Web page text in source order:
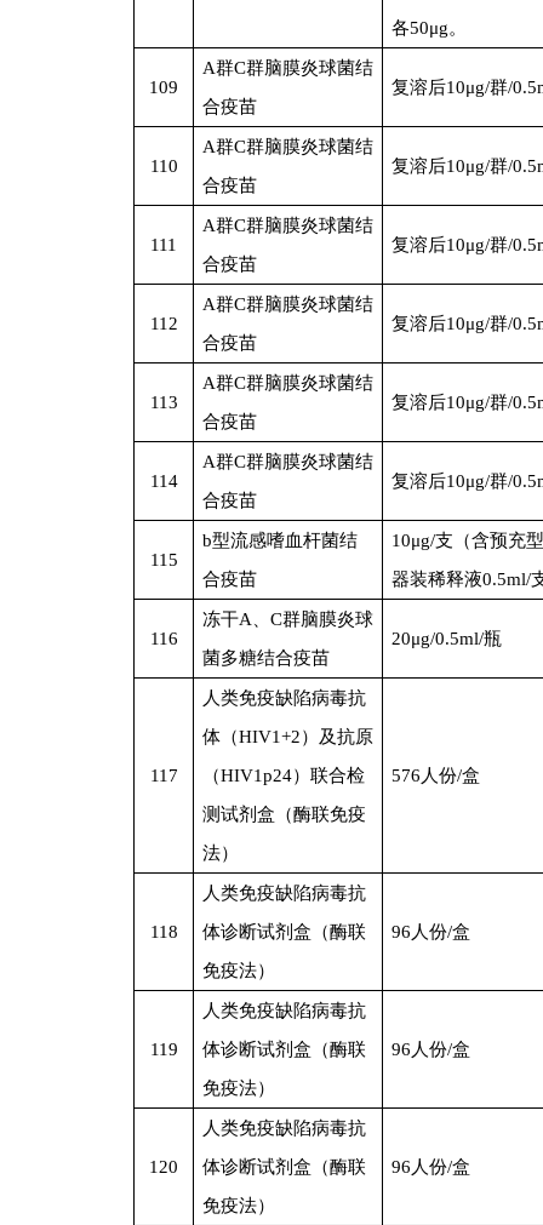
各50μg。
109
A群C群脑膜炎球菌结
合疫苗
复溶后10μg/群/
110
A群C群脑膜炎球菌结
合疫苗
复溶后10μg/群/
111
A群C群脑膜炎球菌结
合疫苗
复溶后10μg/群/
112
A群C群脑膜炎球菌结
合疫苗
复溶后10μg/群/
113
A群C群脑膜炎球菌结
合疫苗
复溶后10μg/群/
114
A群C群脑膜炎球菌结
合疫苗
复溶后10μg/群/
115
b型流感嗜血杆菌结
合疫苗
10μg/支（含预充
器装稀释液0.5ml/
116
冻干A、C群脑膜炎球
菌多糖结合疫苗
20μg/0.5ml/瓶
117
人类免疫缺陷病毒抗
体（HIV1+2）及抗原
（HIV1p24）联合检
测试剂盒（酶联免疫
法）
576 人份/盒
118
人类免疫缺陷病毒抗
体诊断试剂盒（酶联
免疫法）
96 人份/盒
119
人类免疫缺陷病毒抗
体诊断试剂盒（酶联
免疫法）
96 人份/盒
120
人类免疫缺陷病毒抗
体诊断试剂盒（酶联
免疫法）
96 人份/盒